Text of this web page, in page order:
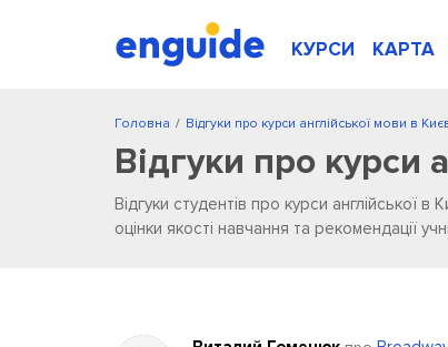
КУРСИ КАРТА
/
Головна Відгуки про курси англійської мови в
Відгуки про курси
Відгуки студентів про курси англійської в
оцінки якості навчання та рекомендації